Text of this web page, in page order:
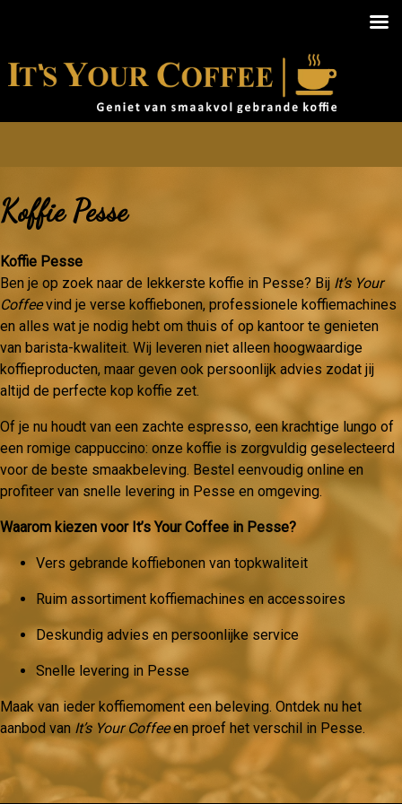
Koffie Pesse
Koffie Pesse
Ben je op zoek naar de lekkerste koffie in Pesse? Bij It’s Your
Coffeevind je verse koffiebonen, professionele koffiemachines
en alles wat je nodig hebt om thuis of op kantoor te genieten
van barista-kwaliteit. Wij leveren niet alleen hoogwaardige
koffieproducten, maar geven ook persoonlijk advies zodat jij
altijd de perfecte kop koffie zet.
Of je nu houdt van een zachte espresso, een krachtige lungo of
een romige cappuccino: onze koffie is zorgvuldig geselecteerd
voor de beste smaakbeleving. Bestel eenvoudig online en
profiteer van snelle levering in Pesse en omgeving.
Waarom kiezen voor It’s Your Coffee in Pesse?
Vers gebrande koffiebonen van topkwaliteit
Ruim assortiment koffiemachines en accessoires
Deskundig advies en persoonlijke service
Snelle levering in Pesse
Maak van ieder koffiemoment een beleving. Ontdek nu het
aanbod van It’s Your Coffeeen proef het verschil in Pesse.